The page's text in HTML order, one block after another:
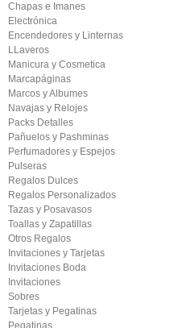
Chapas e Imanes
Electrónica
Encendedores y Linternas
LLaveros
Manicura y Cosmetica
Marcapáginas
Marcos y Albumes
Navajas y Relojes
Packs Detalles
Pañuelos y Pashminas
Perfumadores y Espejos
Pulseras
Regalos Dulces
Regalos Personalizados
Tazas y Posavasos
Toallas y Zapatillas
Otros Regalos
Invitaciones y Tarjetas
Invitaciones Boda
Invitaciones
Sobres
Tarjetas y Pegatinas
Pegatinas